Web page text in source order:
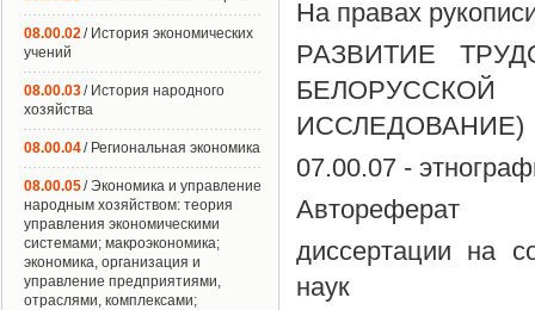
На правах
РАЗВИТИЕ
ИССЛЕДОВАНИЕ)
07.00.07 -
Автореферат
диссертации на
наук
08.00.02/ История экономических
учений
08.00.03/ История народного
хозяйства
08.00.04/ Региональная экономика
08.00.05/ Экономика и управление
народным хозяйством: теория
управления экономическими
системами; макроэкономика;
экономика, организация и
управление предприятиями,
отраслями, комплексами;